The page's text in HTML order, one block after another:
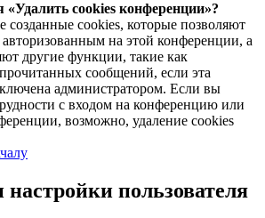
«Удалить cookies конференции»?
созданные cookies, которые позволяют
авторизованным на этой конференции, а
другие функции, такие как
сообщений, если эта
администратором. Если вы
с входом на конференцию или
возможно, удаление cookies
пользователя